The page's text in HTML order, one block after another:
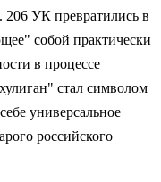
206 УК превратились в
собой практически
в процессе
стал символом
универсальное
российского